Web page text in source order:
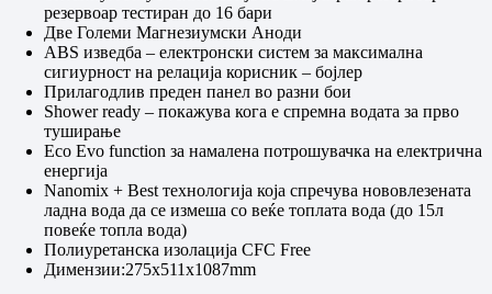
резервоар тестиран до 16 бари
Две Големи Магнезиумски Аноди
АBS изведба – електронски систем за максимална
сигиурност на релација корисник – бојлер
Прилагодлив преден панел во разни бои
Shower ready – покажува кога е спремна водата за прво
туширање
Eco Еvo function за намалена потрошувачка на електрична
енергија
Nanomix + Best технологија која спречува нововлезената
ладна вода да се измеша со веќе топлата вода (до 15л
повеќе топла вода)
Полиуретанска изолација CFC Free
Димензии:275x511x1087mm